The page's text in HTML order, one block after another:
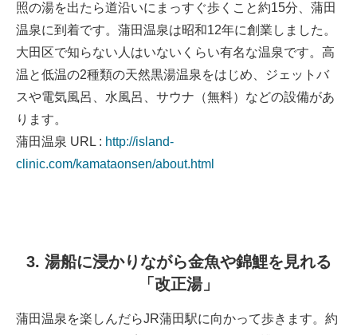
照の湯を出たら道沿いにまっすぐ歩くこと約15分、蒲田
温泉に到着です。蒲田温泉は昭和12年に創業しました。
大田区で知らない人はいないくらい有名な温泉です。高
温と低温の2種類の天然黒湯温泉をはじめ、ジェットバ
スや電気風呂、水風呂、サウナ（無料）などの設備があ
ります。
蒲田温泉 URL : http://island-
clinic.com/kamataonsen/about.html
3. 湯船に浸かりながら金魚や錦鯉を見れる
「改正湯」
蒲田温泉を楽しんだらJR蒲田駅に向かって歩きます。約